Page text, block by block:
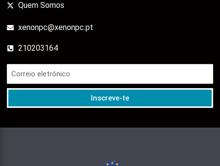
Quem Somos
xenonpc@xenonpc.pt
210203164
Inscreve-te